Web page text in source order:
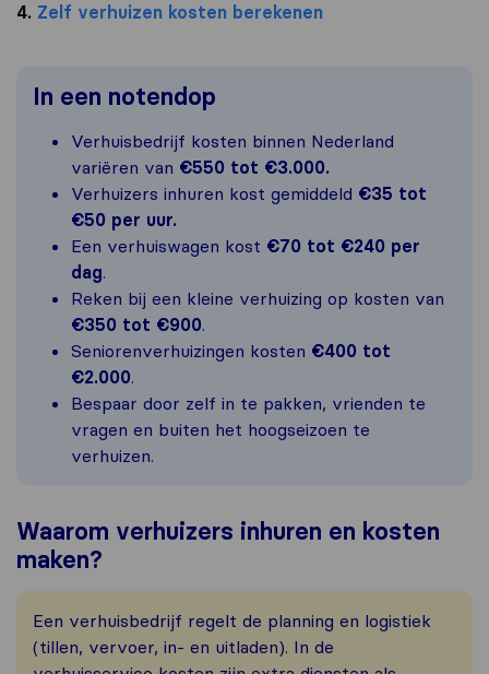
4. Zelf verhuizen kosten berekenen
In een notendop
Verhuisbedrijf kosten binnen Nederland
variëren van €550 tot €3.000.
Verhuizers inhuren kost gemiddeld €35 tot
€50 per uur.
Een verhuiswagen kost €70 tot €240 per
dag.
Reken bij een kleine verhuizing op kosten van
€350 tot €900.
Seniorenverhuizingen kosten €400 tot
€2.000.
Bespaar door zelf in te pakken, vrienden te
vragen en buiten het hoogseizoen te
verhuizen.
Waarom verhuizers inhuren en kosten
maken?
Een verhuisbedrijf regelt de planning en logistiek
(tillen, vervoer, in- en uitladen). In de